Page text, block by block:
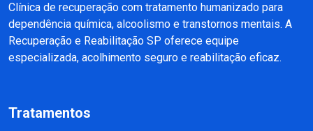
Clínica de recuperação com tratamento humanizado para
dependência química, alcoolismo e transtornos mentais. A
Recuperação e Reabilitação SP oferece equipe
especializada, acolhimento seguro e reabilitação eficaz.
Tratamentos